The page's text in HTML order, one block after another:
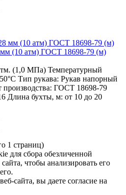
мм (10 атм) ГОСТ 18698-79 (м)
(1,0 МПа) Температурный
Тип рукава: Рукав напорный
производства: ГОСТ 18698-79
Длина бухты, м: от 10 до 20
1 страниц)
для сбора обезличенной
чтобы анализировать его
сайта, вы даете согласие на